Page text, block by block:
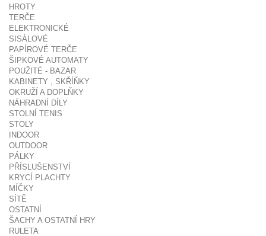
HROTY
TERČE
ELEKTRONICKÉ
SISÁLOVÉ
PAPÍROVÉ TERČE
ŠIPKOVÉ AUTOMATY
POUŽITÉ - BAZAR
KABINETY , SKŘÍŇKY
OKRUŽÍ A DOPLŇKY
NÁHRADNÍ DÍLY
STOLNÍ TENIS
STOLY
INDOOR
OUTDOOR
PÁLKY
PŘÍSLUŠENSTVÍ
KRYCÍ PLACHTY
MÍČKY
SÍTĚ
OSTATNÍ
ŠACHY A OSTATNÍ HRY
RULETA